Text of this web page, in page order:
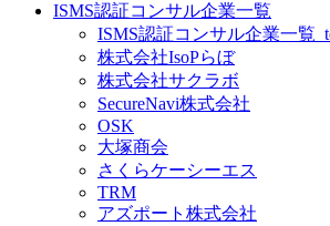
ISMS認証コンサル企業一覧
ISMS認証コンサル企業一覧
株式会社IsoPらぼ
株式会社サクラボ
SecureNavi株式会社
OSK
大塚商会
さくらケーシーエス
TRM
アズポート株式会社